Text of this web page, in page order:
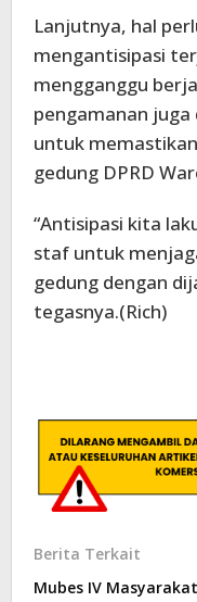
Lanjutnya, hal
mengantisipasi
mengganggu
pengamanan
untuk
gedung DPRD
“Antisipasi kita
staf untuk
gedung dengan
tegasnya.(Rich)
Berita Terkait
Mubes IV